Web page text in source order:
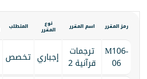
رمز المقرر اسم المقرر نوع
المقرر المتطلب
M106-
06
ترجمات
قرآنية 2 إجباري تخصص